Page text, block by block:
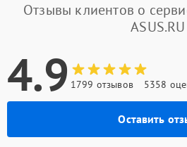
Отзывы клиентов о
ASUS.RU
4.9 1799 отзывов 5358
Оставить